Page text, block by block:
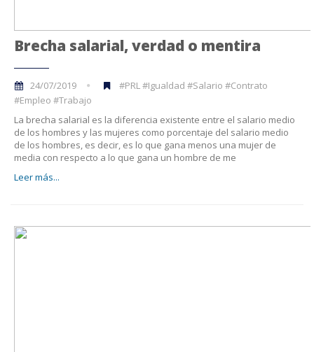
Brecha salarial, verdad o mentira
24/07/2019
#PRL #Igualdad #Salario #Contrato
#Empleo #Trabajo
La brecha salarial es la diferencia existente entre el salario medio
de los hombres y las mujeres como porcentaje del salario medio
de los hombres, es decir, es lo que gana menos una mujer de
media con respecto a lo que gana un hombre de me
Leer más...